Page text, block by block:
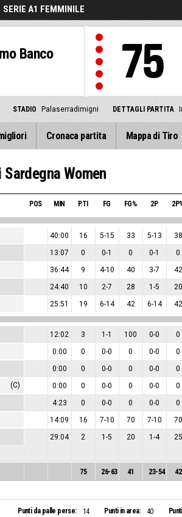
SERIE A1 FEMMINILE
Banco
75
STADIO Palaserradimigni DETTAGLI PARTITA
Cronaca partita Mappa di Tiro
Sardegna Women
POS MIN P.TI FG FG% 2P
40:00 16 5-15 33 5-13 38
13:07 0 0-1 0 0-1 0
36:44 9 4-10 40 3-7 42
24:40 10 2-7 28 1-5 20
25:51 19 6-14 42 6-14 42
12:02 3 1-1 100 0-0 0
0:00 0 0-0 0 0-0 0
0:00 0 0-0 0 0-0 0
(C) 0:00 0 0-0 0 0-0 0
4:23 0 0-0 0 0-0 0
14:09 16 7-10 70 7-10 70
29:04 2 1-5 20 1-4 25
75 26-63 41 23-54 42
Punti da palle perse: 14 Punti in area: 40